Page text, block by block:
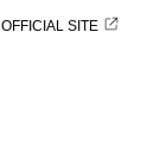
OFFICIAL SITE